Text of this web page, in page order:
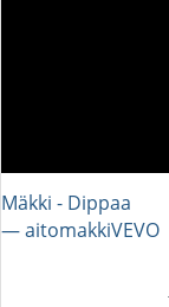
Mäkki - Dippaa
― aitomakkiVEVO